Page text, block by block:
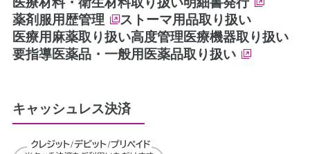
薬剤服用歴管理
ストーマ用品取り扱い
医療用麻薬取り扱い高度管理医療機器取り扱い
要指導医薬品・一般用医薬品取り扱い
キャッシュレス決済